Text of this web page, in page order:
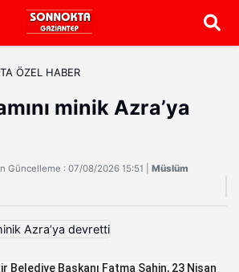
ÖZEL HABER
minik Azra’ya
Güncelleme : 07/08/2026 15:51 | Müslüm
Belediye Başkanı Fatma Şahin, 23 Nisan